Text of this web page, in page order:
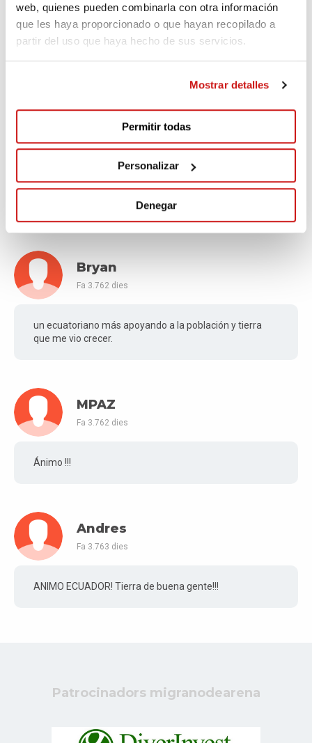
web, quienes pueden combinarla con otra información
que les haya proporcionado o que hayan recopilado a
partir del uso que haya hecho de sus servicios.
Mostrar detalles
Permitir todas
Personalizar
Denegar
Borja
Fa 3.762 dies
¡Mucho ánimo a todas las familias! Mis oraciones desde
Santiago
Fa 3.762 dies
A levantarse patria querida!!! #FuerzaEcuador
Bryan
Fa 3.762 dies
un ecuatoriano más apoyando a la población y tierra
que me vio crecer.
MPAZ
Fa 3.762 dies
Ánimo !!!
Andres
Fa 3.763 dies
ANIMO ECUADOR! Tierra de buena gente!!!
Patrocinadors migranodearena